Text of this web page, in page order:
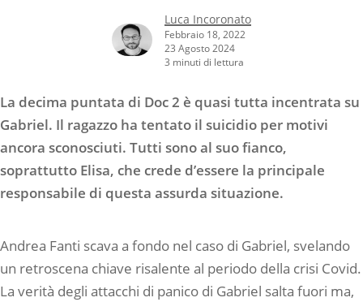
Luca Incoronato
Febbraio 18, 2022
23 Agosto 2024
3 minuti di lettura
La decima puntata di Doc 2 è quasi tutta incentrata su
Gabriel. Il ragazzo ha tentato il suicidio per motivi
ancora sconosciuti. Tutti sono al suo fianco,
soprattutto Elisa, che crede d’essere la principale
responsabile di questa assurda situazione.
Andrea Fanti scava a fondo nel caso di Gabriel, svelando
un retroscena chiave risalente al periodo della crisi Covid.
La verità degli attacchi di panico di Gabriel salta fuori ma,